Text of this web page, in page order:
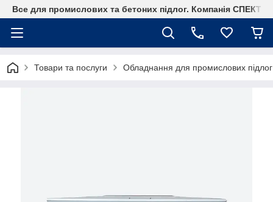
Все для промислових та бетоних підлог. Компанія
Товари та послуги Обладнання для промислових підлог